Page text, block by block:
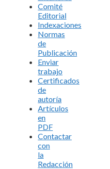
Comité
Editorial
Indexaciones
Normas
de
Publicación
Enviar
trabajo
Certificados
de
autoría
Artículos
en
PDF
Contactar
con
la
Redacción